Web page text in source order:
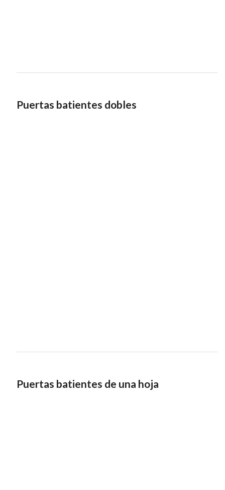
Puertas batientes dobles
Puertas batientes de una hoja